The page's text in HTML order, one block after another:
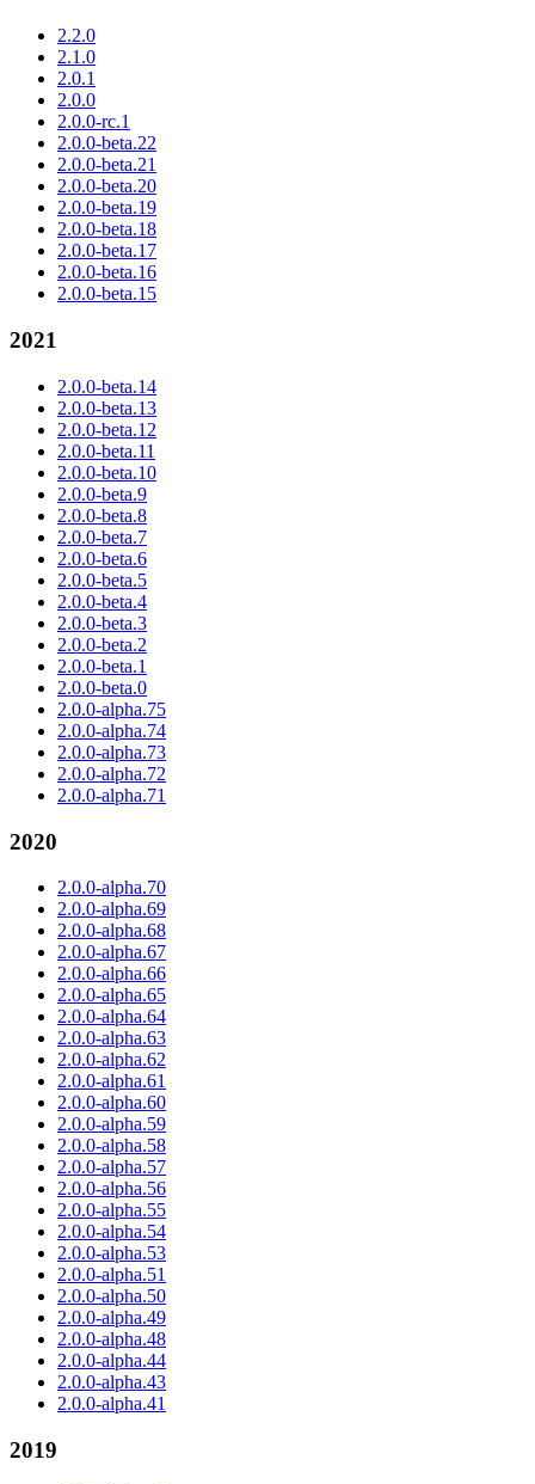
2.2.0
2.1.0
2.0.1
2.0.0
2.0.0-rc.1
2.0.0-beta.22
2.0.0-beta.21
2.0.0-beta.20
2.0.0-beta.19
2.0.0-beta.18
2.0.0-beta.17
2.0.0-beta.16
2.0.0-beta.15
2021
2.0.0-beta.14
2.0.0-beta.13
2.0.0-beta.12
2.0.0-beta.11
2.0.0-beta.10
2.0.0-beta.9
2.0.0-beta.8
2.0.0-beta.7
2.0.0-beta.6
2.0.0-beta.5
2.0.0-beta.4
2.0.0-beta.3
2.0.0-beta.2
2.0.0-beta.1
2.0.0-beta.0
2.0.0-alpha.75
2.0.0-alpha.74
2.0.0-alpha.73
2.0.0-alpha.72
2.0.0-alpha.71
2020
2.0.0-alpha.70
2.0.0-alpha.69
2.0.0-alpha.68
2.0.0-alpha.67
2.0.0-alpha.66
2.0.0-alpha.65
2.0.0-alpha.64
2.0.0-alpha.63
2.0.0-alpha.62
2.0.0-alpha.61
2.0.0-alpha.60
2.0.0-alpha.59
2.0.0-alpha.58
2.0.0-alpha.57
2.0.0-alpha.56
2.0.0-alpha.55
2.0.0-alpha.54
2.0.0-alpha.53
2.0.0-alpha.51
2.0.0-alpha.50
2.0.0-alpha.49
2.0.0-alpha.48
2.0.0-alpha.44
2.0.0-alpha.43
2.0.0-alpha.41
2019